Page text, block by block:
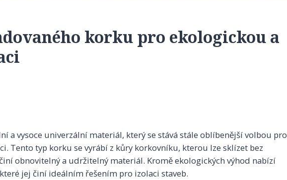
korku pro ekologickou a
a vysoce univerzální materiál, který se stává stále oblíbenější volbou pro
Tento typ korku se vyrábí z kůry korkovníku, kterou lze sklízet bez
obnovitelný a udržitelný materiál. Kromě ekologických výhod nabízí
jej činí ideálním řešením pro izolaci staveb.